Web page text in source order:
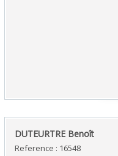
‎DUTEURTRE Benoît‎
Reference : 16548